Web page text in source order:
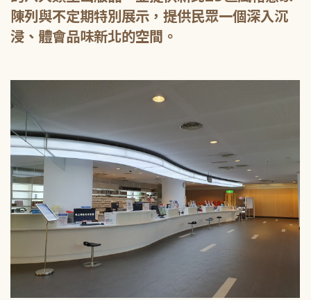
陳列與不定期特別展示，提供民眾一個深入沉
浸、體會品味新北的空間。